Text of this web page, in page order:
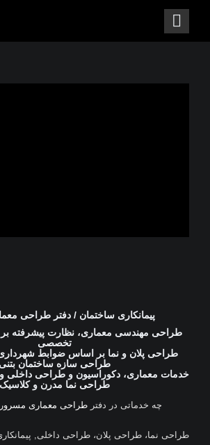
پیمانکاری ساختمان / دفتر طراحی
طراحی مهندسی معماری، نظارت پیشرفته بر
تخصصی
طراحی پلان و نما بر اساس ضوابط
طراحی سازه ساختمان بتنی
خدمات معماری، دکوراسیون و طراحی داخلی
طراحی نما مدرن و کلاسیک
چه خدماتی در دفتر طراحی معماری مسرور
طراحی نما، طراحی پلان، طراحی داخلی,